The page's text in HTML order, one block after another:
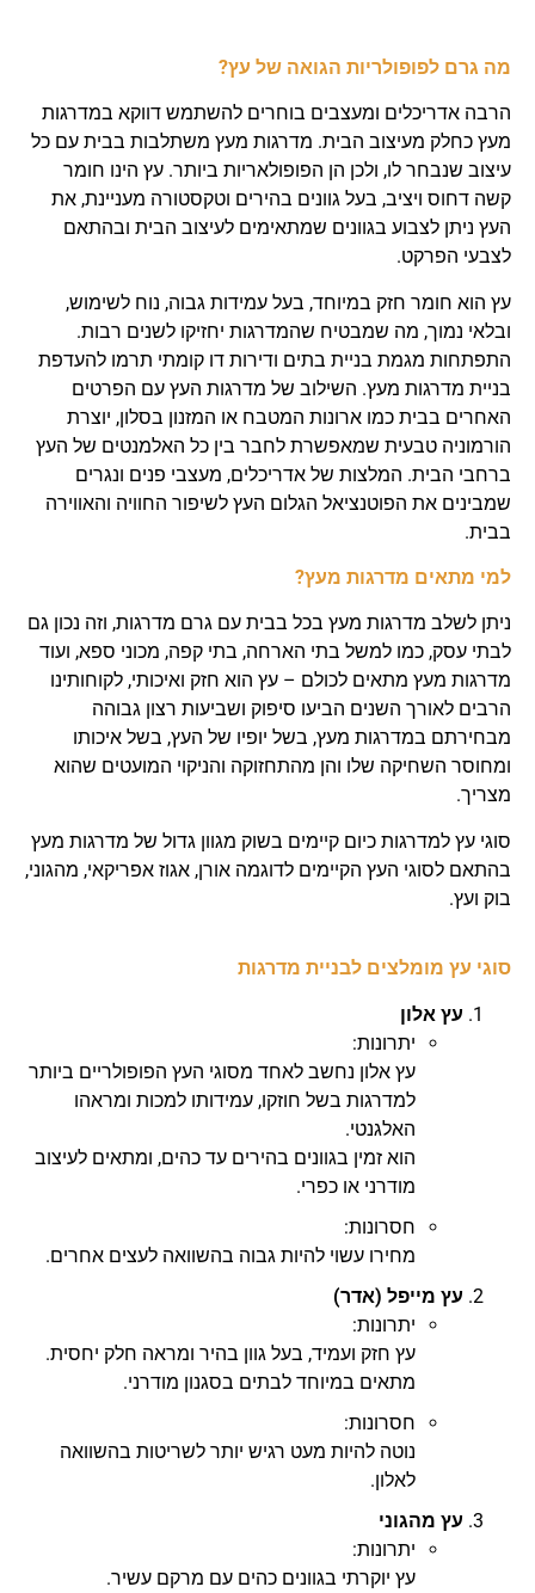
מה גרם לפופולריות הגואה של עץ?
הרבה אדריכלים ומעצבים בוחרים להשתמש דווקא במדרגות
מעץ כחלק מעיצוב הבית. מדרגות מעץ משתלבות בבית עם כל
עיצוב שנבחר לו, ולכן הן הפופולאריות ביותר. עץ הינו חומר
קשה דחוס ויציב, בעל גוונים בהירים וטקסטורה מעניינת, את
העץ ניתן לצבוע בגוונים שמתאימים לעיצוב הבית ובהתאם
לצבעי הפרקט.
עץ הוא חומר חזק במיוחד, בעל עמידות גבוה, נוח לשימוש,
ובלאי נמוך, מה שמבטיח שהמדרגות יחזיקו לשנים רבות.
התפתחות מגמת בניית בתים ודירות דו קומתי תרמו להעדפת
בניית מדרגות מעץ. השילוב של מדרגות העץ עם הפרטים
האחרים בבית כמו ארונות המטבח או המזנון בסלון, יוצרת
הורמוניה טבעית שמאפשרת לחבר בין כל האלמנטים של העץ
ברחבי הבית. המלצות של אדריכלים, מעצבי פנים ונגרים
שמבינים את הפוטנציאל הגלום העץ לשיפור החוויה והאווירה
בבית.
למי מתאים מדרגות מעץ?
ניתן לשלב מדרגות מעץ בכל בבית עם גרם מדרגות, וזה נכון גם
לבתי עסק, כמו למשל בתי הארחה, בתי קפה, מכוני ספא, ועוד
מדרגות מעץ מתאים לכולם – עץ הוא חזק ואיכותי, לקוחותינו
הרבים לאורך השנים הביעו סיפוק ושביעות רצון גבוהה
מבחירתם במדרגות מעץ, בשל יופיו של העץ, בשל איכותו
ומחוסר השחיקה שלו והן מהתחזוקה והניקוי המועטים שהוא
מצריך.
סוגי עץ למדרגות כיום קיימים בשוק מגוון גדול של מדרגות מעץ
בהתאם לסוגי העץ הקיימים לדוגמה אורן, אגוז אפריקאי, מהגוני,
בוק ועץ.
סוגי עץ מומלצים לבניית מדרגות
עץ אלון
יתרונות:
עץ אלון נחשב לאחד מסוגי העץ הפופולריים ביותר
למדרגות בשל חוזקו, עמידותו למכות ומראהו
האלגנטי.
הוא זמין בגוונים בהירים עד כהים, ומתאים לעיצוב
מודרני או כפרי.
חסרונות:
מחירו עשוי להיות גבוה בהשוואה לעצים אחרים.
עץ מייפל (אדר)
יתרונות:
עץ חזק ועמיד, בעל גוון בהיר ומראה חלק יחסית.
מתאים במיוחד לבתים בסגנון מודרני.
חסרונות:
נוטה להיות מעט רגיש יותר לשריטות בהשוואה
לאלון.
עץ מהגוני
יתרונות:
עץ יוקרתי בגוונים כהים עם מרקם עשיר.